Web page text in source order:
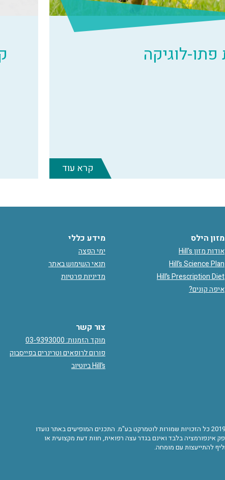
לוגיקה
קרא עוד
מזון הילס
אודות מזון Hill's
Hill’s Science Plan
Hill’s Prescription Diet
איפה קונים?
מידע כללי
ימי הפצה
תנאי השימוש באתר
מדיניות פרטיות
צור קשר
מוקד הזמנות: 03-9393000
פורום לרופאים וטרינרים בפייסבוק
Hill’s ביוטיוב
© 2019 כל הזכויות שמורות לוטמרקט בע"מ. התכנים המופיעים באתר נועדו
אינפורמציה בלבד ואינם בגדר עצה רפואית, חוות דעת מקצועית או
להתייעצות עם מומחה.